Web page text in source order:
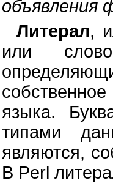
объявления
Литерал,
или
языка.
типами
являются,
В Perl